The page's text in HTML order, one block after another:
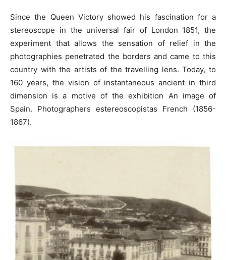
Since the Queen Victory showed his fascination for a
stereoscope in the universal fair of London 1851, the
experiment that allows the sensation of relief in the
photographies penetrated the borders and came to this
country with the artists of the travelling lens. Today, to
160 years, the vision of instantaneous ancient in third
dimension is a motive of the exhibition An image of
Spain. Photographers estereoscopistas French (1856-
1867).